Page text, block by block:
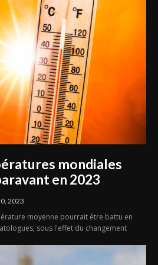
mondiales
en 2023
2023
moyenne pourrait être battu en
sous l'effet du changement